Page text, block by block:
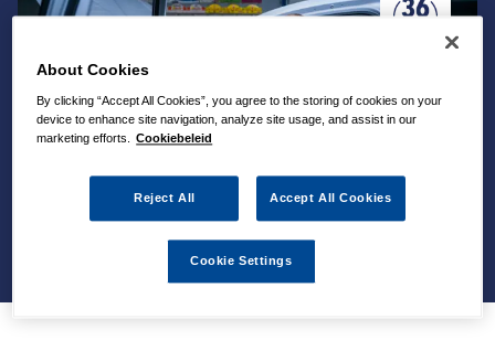
About Cookies
By clicking “Accept All Cookies”, you agree to the storing of cookies on your
device to enhance site navigation, analyze site usage, and assist in our
marketing efforts.
Cookiebeleid
Reject All Accept All Cookies
Cookie Settings